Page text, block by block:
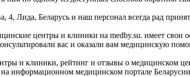
4, Лида, Беларусь и наш персонал всегда рад
центры и клиники на medby.su. имеет
вас и оказали вам медицинскую
и клиники, рейтинг и отзывы о медицинском
медицинском портале Беларусии